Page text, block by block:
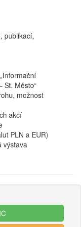
publikací,
St. Město“
možnost
akcí
PLN a EUR)
výstava